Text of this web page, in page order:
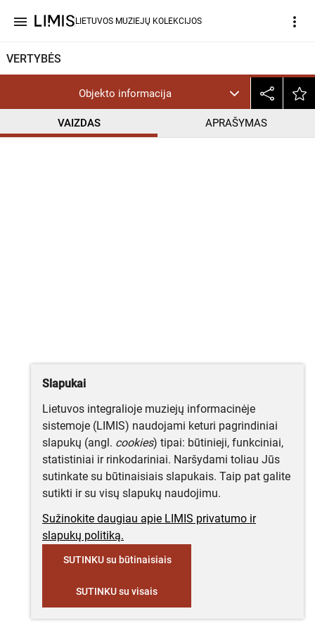
menu LIETUVOS MUZIEJŲ KOLEKCIJOS more_vert
VERTYBĖS
Objekto informacija
VAIZDAS APRAŠYMAS
Slapukai
Lietuvos integralioje muziejų informacinėje
sistemoje (LIMIS) naudojami keturi pagrindiniai
slapukų (angl. cookies) tipai: būtinieji, funkciniai,
statistiniai ir rinkodariniai. Naršydami toliau Jūs
sutinkate su būtinaisiais slapukais. Taip pat galite
sutikti ir su visų slapukų naudojimu.
Sužinokite daugiau apie LIMIS privatumo ir
slapukų politiką.
SUTINKU su būtinaisiais
SUTINKU su visais